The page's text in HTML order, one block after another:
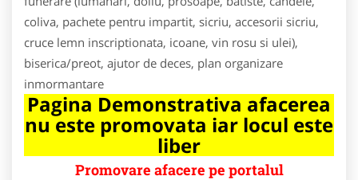
coliva, pachete pentru impartit, sicriu, accesorii sicriu,
cruce lemn inscriptionata, icoane, vin rosu si ulei),
biserica/preot, ajutor de deces, plan organizare
inmormantare
Pagina Demonstrativa afacerea
nu este promovata iar locul este
liber
Promovare afacere pe portalul